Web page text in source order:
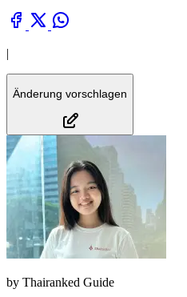
|
Änderung vorschlagen
by Thairanked Guide